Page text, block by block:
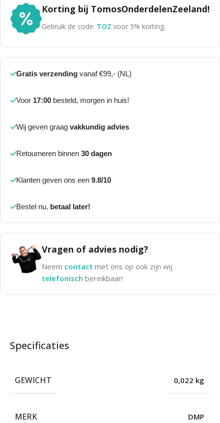
Korting bij TomosOnderdelenZeeland!
Gebruik de code: TOZ voor 5% korting.
Gratis verzending vanaf €99,- (NL)
Voor 17:00 besteld, morgen in huis!
Wij geven graag vakkundig advies
Retourneren binnen 30 dagen
Klanten geven ons een 9.8/10
Bestel nu, betaal later!
Vragen of advies nodig?
Neem contact met ons op ook zijn wij
telefonisch bereikbaar!
Specificaties
GEWICHT 0,022 kg
MERK DMP